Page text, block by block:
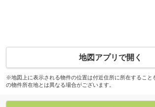
地図アプリで開く
※地図上に表示される物件の位置は付近住所に所在すること
の物件所在地とは異なる場合がございます。